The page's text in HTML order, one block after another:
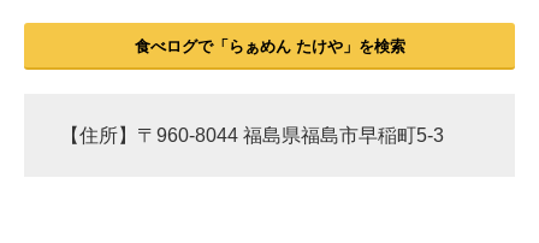
食べログで「らぁめん たけや」を検索
【住所】〒960-8044 福島県福島市早稲町5-3